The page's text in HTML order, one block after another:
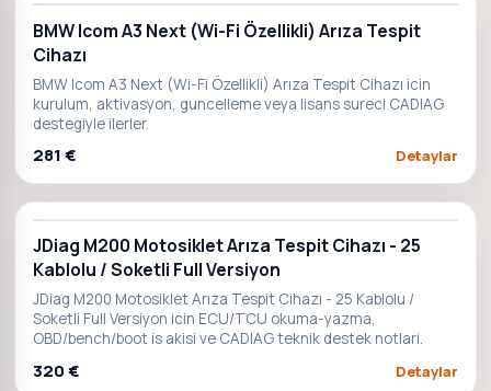
BMW Icom A3 Next (Wi-Fi Özellikli) Arıza Tespit
Cihazı
BMW Icom A3 Next (Wi-Fi Özellikli) Arıza Tespit Cihazı icin
kurulum, aktivasyon, guncelleme veya lisans sureci CADIAG
destegiyle ilerler.
281 € Detaylar
JDiag M200 Motosiklet Arıza Tespit Cihazı - 25
Kablolu / Soketli Full Versiyon
JDiag M200 Motosiklet Arıza Tespit Cihazı - 25 Kablolu /
Soketli Full Versiyon icin ECU/TCU okuma-yazma,
OBD/bench/boot is akisi ve CADIAG teknik destek notlari.
320 € Detaylar